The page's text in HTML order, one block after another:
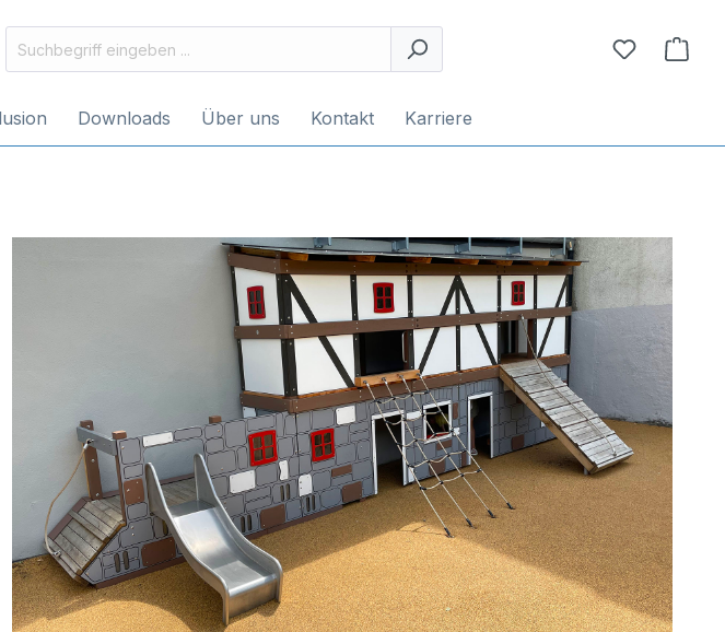
Downloads Über uns Kontakt Karriere